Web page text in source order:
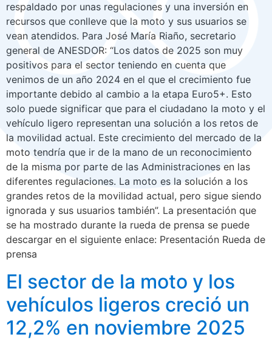
respaldado por unas regulaciones y una inversión en
recursos que conlleve que la moto y sus usuarios se
vean atendidos. Para José María Riaño, secretario
general de ANESDOR: “Los datos de 2025 son muy
positivos para el sector teniendo en cuenta que
venimos de un año 2024 en el que el crecimiento fue
importante debido al cambio a la etapa Euro5+. Esto
solo puede significar que para el ciudadano la moto y el
vehículo ligero representan una solución a los retos de
la movilidad actual. Este crecimiento del mercado de la
moto tendría que ir de la mano de un reconocimiento
de la misma por parte de las Administraciones en las
diferentes regulaciones. La moto es la solución a los
grandes retos de la movilidad actual, pero sigue siendo
ignorada y sus usuarios también”. La presentación que
se ha mostrado durante la rueda de prensa se puede
descargar en el siguiente enlace: Presentación Rueda de
prensa
El sector de la moto y los
vehículos ligeros creció un
12,2% en noviembre 2025